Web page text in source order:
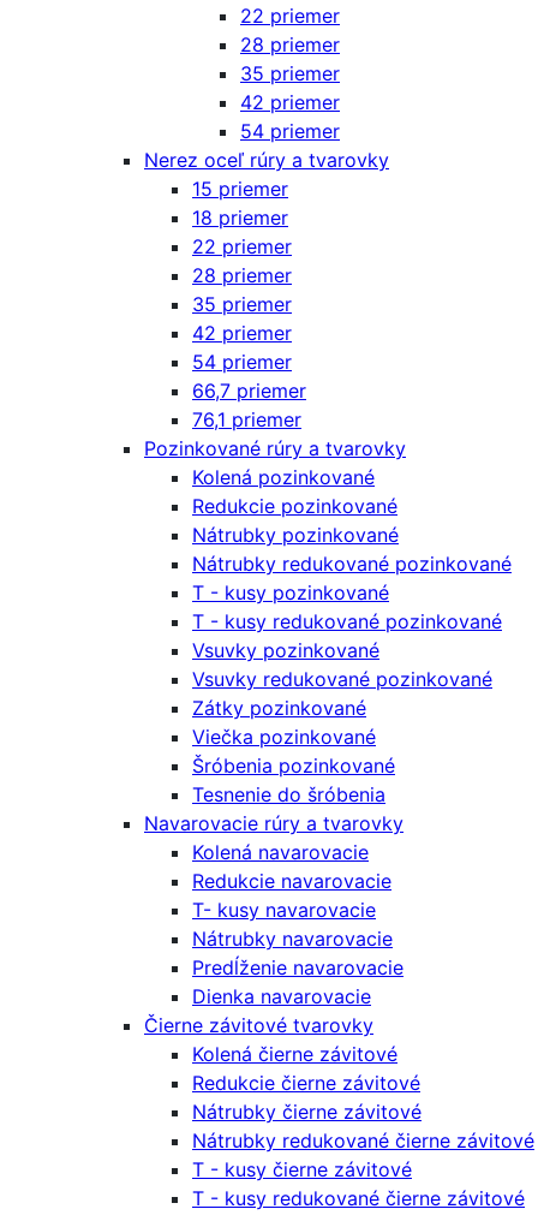
22 priemer
28 priemer
35 priemer
42 priemer
54 priemer
Nerez oceľ rúry a tvarovky
15 priemer
18 priemer
22 priemer
28 priemer
35 priemer
42 priemer
54 priemer
66,7 priemer
76,1 priemer
Pozinkované rúry a tvarovky
Kolená pozinkované
Redukcie pozinkované
Nátrubky pozinkované
Nátrubky redukované pozinkované
T - kusy pozinkované
T - kusy redukované pozinkované
Vsuvky pozinkované
Vsuvky redukované pozinkované
Zátky pozinkované
Viečka pozinkované
Šróbenia pozinkované
Tesnenie do šróbenia
Navarovacie rúry a tvarovky
Kolená navarovacie
Redukcie navarovacie
T- kusy navarovacie
Nátrubky navarovacie
Predĺženie navarovacie
Dienka navarovacie
Čierne závitové tvarovky
Kolená čierne závitové
Redukcie čierne závitové
Nátrubky čierne závitové
Nátrubky redukované čierne závitové
T - kusy čierne závitové
T - kusy redukované čierne závitové